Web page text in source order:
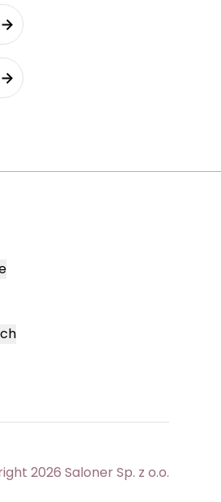
2026 Saloner Sp. z o.o.